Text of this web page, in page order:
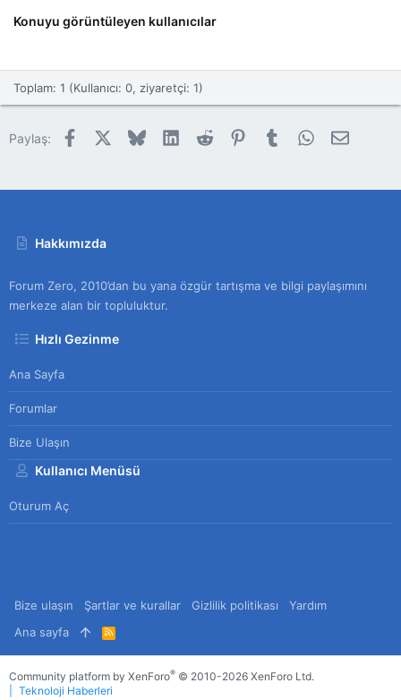
Konuyu görüntüleyen kullanıcılar
Toplam: 1 (Kullanıcı: 0, ziyaretçi: 1)
Paylaş: Facebook BlueskyLinkedInReddit PinterestTumblr WhatsAppE-posta
Hakkımızda
Forum Zero, 2010’dan bu yana özgür tartışma ve bilgi paylaşımını
merkeze alan bir topluluktur.
Hızlı Gezinme
Ana Sayfa
Forumlar
Bize Ulaşın
Kullanıcı Menüsü
Oturum Aç
Bize ulaşın Şartlar ve kurallar Gizlilik politikası
Yardım
Ana sayfa
R
S
S
Community platform by XenForo® © 2010-2026 XenForo Ltd.
Teknoloji Haberleri